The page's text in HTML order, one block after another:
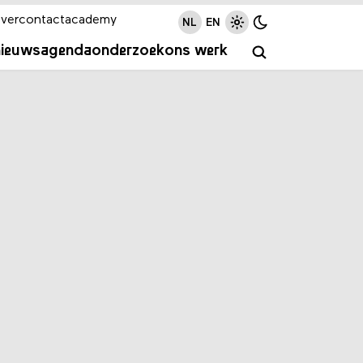
agendaonderzoekons werk
contactacademy NL EN